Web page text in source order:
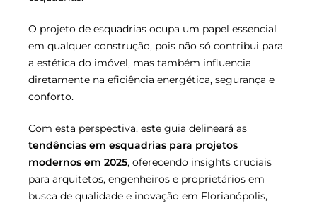
O projeto de esquadrias ocupa um papel essencial
em qualquer construção, pois não só contribui para
a estética do imóvel, mas também influencia
diretamente na eficiência energética, segurança e
conforto.
Com esta perspectiva, este guia delineará as
tendências em esquadrias para projetos
modernos em 2025, oferecendo insights cruciais
para arquitetos, engenheiros e proprietários em
busca de qualidade e inovação em Florianópolis,